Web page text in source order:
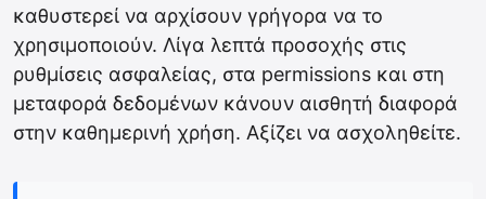
καθυστερεί να αρχίσουν γρήγορα να το
χρησιμοποιούν. Λίγα λεπτά προσοχής στις
ρυθμίσεις ασφαλείας, στα permissions και στη
μεταφορά δεδομένων κάνουν αισθητή διαφορά
στην καθημερινή χρήση. Αξίζει να ασχοληθείτε.